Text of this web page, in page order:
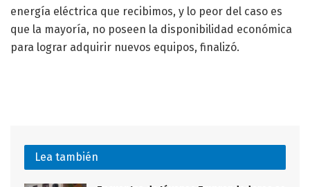
energía eléctrica que recibimos, y lo peor del caso es
que la mayoría, no poseen la disponibilidad económica
para lograr adquirir nuevos equipos, finalizó.
Lea también